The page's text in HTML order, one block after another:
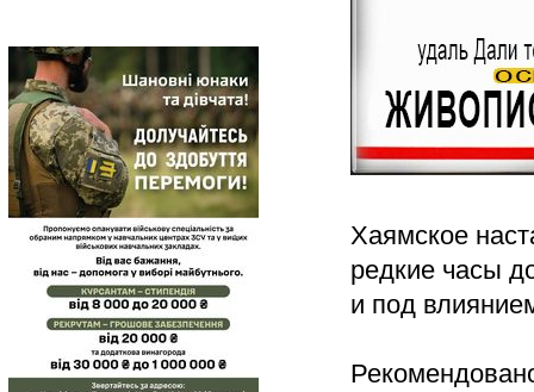
Хаямское
редкие часы
и под